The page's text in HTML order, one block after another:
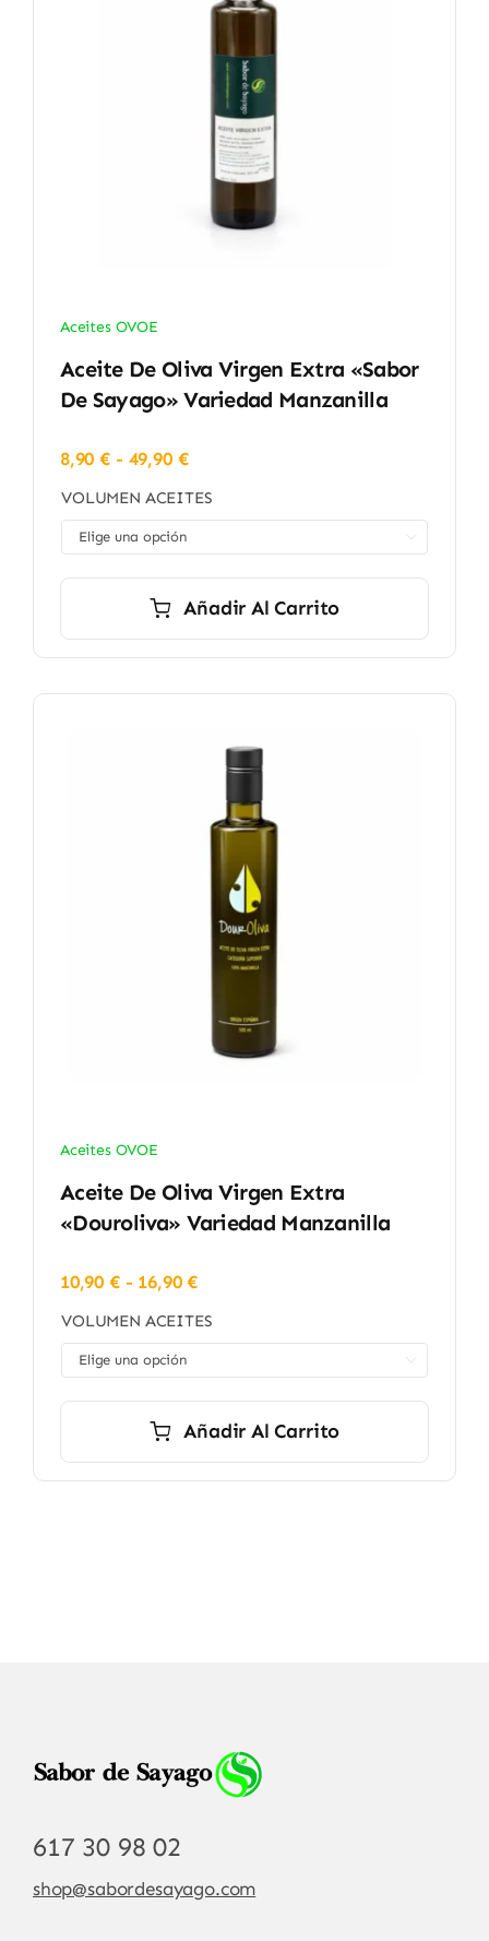
Aceites OVOE
Aceite De Oliva Virgen Extra «Sabor
De Sayago» Variedad Manzanilla
8,90€ - 49,90 €Rango
precios:
desde
VOLUMEN ACEITES
Añadir Al Carrito
Aceites OVOE
Aceite De Oliva Virgen Extra
«Douroliva» Variedad Manzanilla
10,90 € - 16,90€Rango
precios:
desde
VOLUMEN ACEITES
Añadir Al Carrito
617 30 98 02
shop@sabordesayago.com